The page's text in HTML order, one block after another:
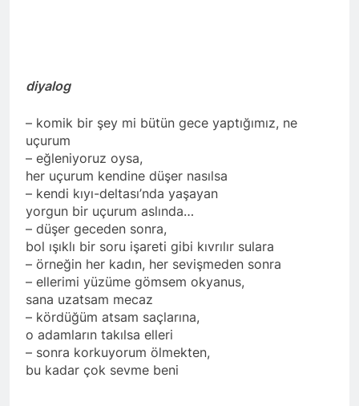
diyalog
– komik bir şey mi bütün gece yaptığımız, ne
uçurum
– eğleniyoruz oysa,
her uçurum kendine düşer nasılsa
– kendi kıyı-deltası’nda yaşayan
yorgun bir uçurum aslında…
– düşer geceden sonra,
bol ışıklı bir soru işareti gibi kıvrılır sulara
– örneğin her kadın, her sevişmeden sonra
– ellerimi yüzüme gömsem okyanus,
sana uzatsam mecaz
– kördüğüm atsam saçlarına,
o adamların takılsa elleri
– sonra korkuyorum ölmekten,
bu kadar çok sevme beni